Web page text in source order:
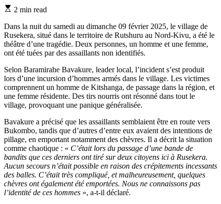
Estimated
time
2 min read
Dans la nuit du samedi au dimanche 09 février 2025, le village de
Rusekera, situé dans le territoire de Rutshuru au Nord-Kivu, a été le
théâtre d’une tragédie. Deux personnes, un homme et une femme,
ont été tuées par des assaillants non identifiés.
Selon Baramirahe Bavakure, leader local, l’incident s’est produit
lors d’une incursion d’hommes armés dans le village. Les victimes
comprennent un homme de Kitshanga, de passage dans la région, et
une femme résidente. Des tirs nourris ont résonné dans tout le
village, provoquant une panique généralisée.
Bavakure a précisé que les assaillants semblaient être en route vers
Bukombo, tandis que d’autres d’entre eux avaient des intentions de
pillage, en emportant notamment des chèvres. Il a décrit la situation
comme chaotique : « C’était lors du passage d’une bande de
bandits que ces derniers ont tiré sur deux citoyens ici à Rusekera.
Aucun secours n’était possible en raison des crépitements incessants
des balles. C’était très compliqué, et malheureusement, quelques
chèvres ont également été emportées. Nous ne connaissons pas
l’identité de ces hommes », a-t-il déclaré.